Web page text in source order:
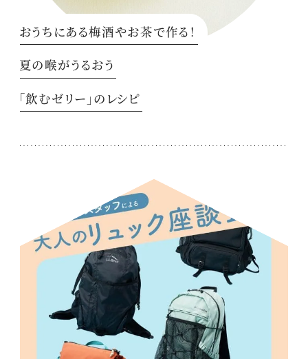
おうちにある梅酒やお茶で作る！
夏の喉がうるおう
「飲むゼリー」のレシピ